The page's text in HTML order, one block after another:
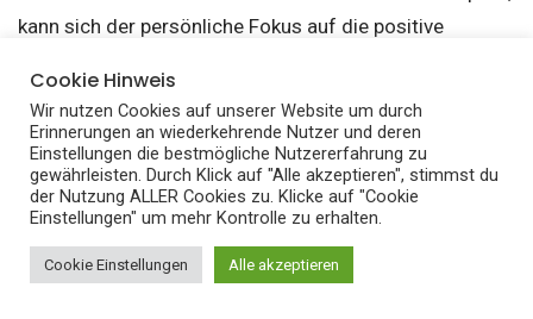
kann sich der persönliche Fokus auf die positive
größer machen.
Damit erschaffen sich Menschen eine gute Basis, auf
einer hohen Schwingung zu sein und zu leben.
Das Gesetz der Polarität & der
Cookie Hinweis
Wir nutzen Cookies auf unserer Website um durch
Erinnerungen an wiederkehrende Nutzer und deren
Einstellungen die bestmögliche Nutzererfahrung zu
gewährleisten. Durch Klick auf "Alle akzeptieren", stimmst du
der Nutzung ALLER Cookies zu. Klicke auf "Cookie
Einstellungen" um mehr Kontrolle zu erhalten.
Cookie Einstellungen Alle akzeptieren